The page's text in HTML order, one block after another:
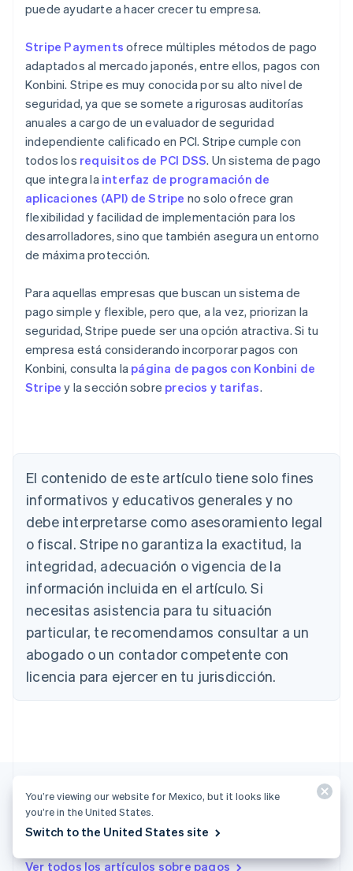
puede ayudarte a hacer crecer tu empresa.
Stripe Payments ofrece múltiples métodos de pago
adaptados al mercado japonés, entre ellos, pagos con
Konbini. Stripe es muy conocida por su alto nivel de
seguridad, ya que se somete a rigurosas auditorías
anuales a cargo de un evaluador de seguridad
independiente calificado en PCI. Stripe cumple con
todos los requisitos de PCI DSS. Un sistema de pago
que integra la interfaz de programación de
aplicaciones (API) de Stripe no solo ofrece gran
flexibilidad y facilidad de implementación para los
desarrolladores, sino que también asegura un entorno
de máxima protección.
Para aquellas empresas que buscan un sistema de
pago simple y flexible, pero que, a la vez, priorizan la
seguridad, Stripe puede ser una opción atractiva. Si tu
empresa está considerando incorporar pagos con
Konbini, consulta la página de pagos con Konbini de
Stripe y la sección sobre precios y tarifas.
El contenido de este artículo tiene solo fines
informativos y educativos generales y no
debe interpretarse como asesoramiento legal
o fiscal. Stripe no garantiza la exactitud, la
integridad, adecuación o vigencia de la
información incluida en el artículo. Si
necesitas asistencia para tu situación
particular, te recomendamos consultar a un
abogado o un contador competente con
licencia para ejercer en tu jurisdicción.
Más artículos
Ver todos los artículos sobre pagos
DeutschEnglish
English
Austria
DeutschEnglish
Bélgica
Nederlands FrançaisDeutschEnglish
Brasil
Bulgaria
English
Canadá
EnglishFrançais
China continental
Emiratos Árabes Unidos
English
You’re viewing our website for Mexico, but it looks like
you’re in the United States.
Switch to the United States site